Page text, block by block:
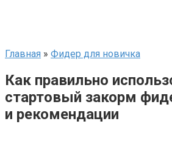
Главная » Фидер для новичка
Как правильно
стартовый закорм
и рекомендации